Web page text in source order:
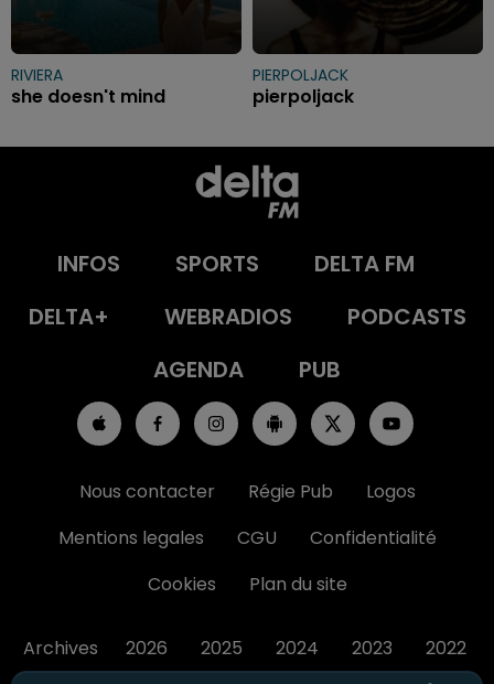
RIVIERA
she doesn't mind
PIERPOLJACK
pierpoljack
INFOS SPORTS
DELTA FM
DELTA+
WEBRADIOS
PODCASTS
AGENDA
PUB
Nous contacter Régie Pub
Logos
Mentions legales
CGU
Confidentialité
Cookies
Plan du site
Archives 2026 2025 2024 2023 2022